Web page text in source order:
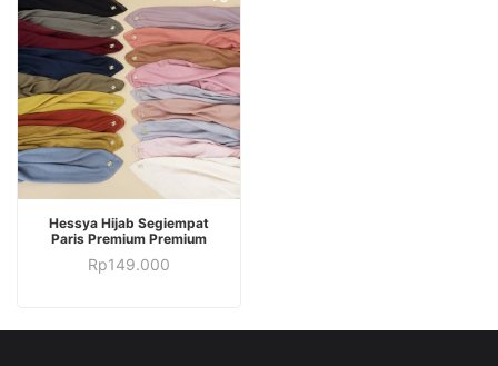
PILIH OPSI
Hessya Hijab Segiempat
Paris Premium Premium
Rp149.000